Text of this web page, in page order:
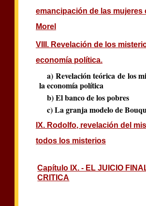
emancipación de las mujeres
Morel
VIII. Revelación de los
economía política.
a) Revelación teórica de los
la economía política
b) El banco de los pobres
c) La granja modelo de
IX. Rodolfo, revelación del
todos los misterios
Capítulo IX. - EL JUICIO
CRITICA